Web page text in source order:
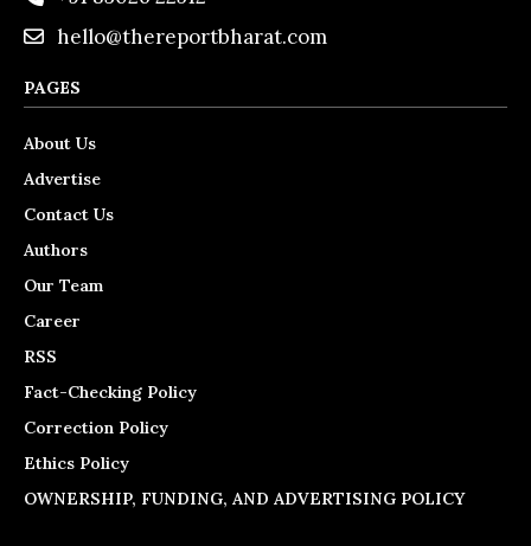
hello@thereportbharat.com
PAGES
About Us
Advertise
Contact Us
Authors
Our Team
Career
RSS
Fact-Checking Policy
Correction Policy
Ethics Policy
OWNERSHIP, FUNDING, AND ADVERTISING POLICY